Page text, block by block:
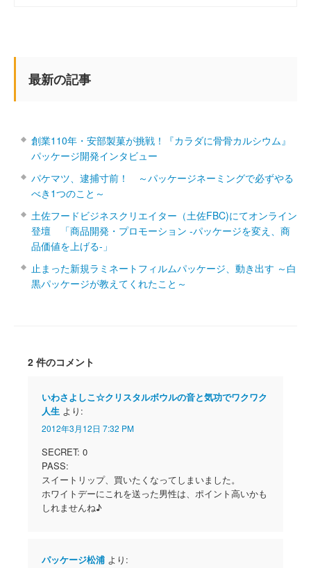
最新の記事
創業110年・安部製菓が挑戦！『カラダに骨骨カルシウム』
パッケージ開発インタビュー
パケマツ、逮捕寸前！ ～パッケージネーミングで必ずやる
べき1つのこと～
土佐フードビジネスクリエイター（土佐FBC)にてオンライン
登壇 「商品開発・プロモーション ‐パッケージを変え、商
品価値を上げる‐」
止まった新規ラミネートフィルムパッケージ、動き出す ～白
黒パッケージが教えてくれたこと～
2 件のコメント
いわさよしこ☆クリスタルボウルの音と気功でワクワク
人生 より:
2012年3月12日 7:32 PM
SECRET: 0
PASS:
スイートリップ、買いたくなってしまいました。
ホワイトデーにこれを送った男性は、ポイント高いかも
しれませんね♪
パッケージ松浦 より: